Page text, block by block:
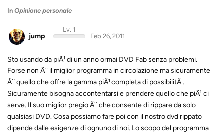
In Opinione personale
jump
Lv. 1
Feb 26, 2011
Sto usando da piÃ¹ di un anno ormai DVD Fab senza problemi.
Forse non Ã¨ il miglior programma in circolazione ma sicuramente
Ã¨ quello che offre la gamma piÃ¹ completa di possibilitÃ .
Sicuramente bisogna accontentarsi e prendere quello che piÃ¹ ci
serve. Il suo miglior pregio Ã¨ che consente di rippare da solo
qualsiasi DVD. Cosa possiamo fare poi con il nostro dvd rippato
dipende dalle esigenze di ognuno di noi. Lo scopo del programma